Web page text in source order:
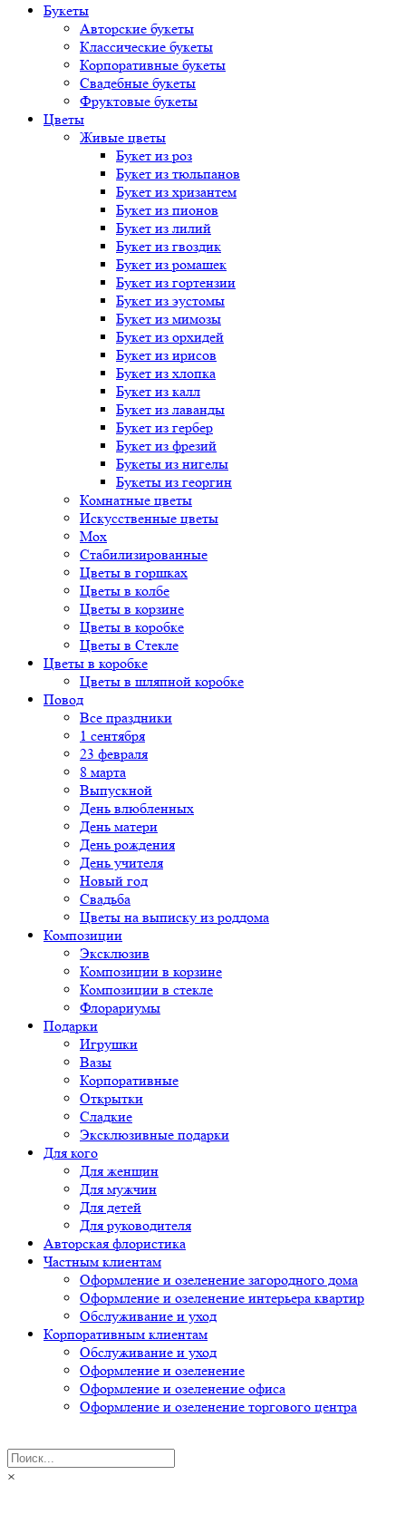
Букеты
Авторские букеты
Классические букеты
Корпоративные букеты
Свадебные букеты
Фруктовые букеты
Цветы
Живые цветы
Букет из роз
Букет из тюльпанов
Букет из хризантем
Букет из пионов
Букет из лилий
Букет из гвоздик
Букет из ромашек
Букет из гортензии
Букет из эустомы
Букет из мимозы
Букет из орхидей
Букет из ирисов
Букет из хлопка
Букет из калл
Букет из лаванды
Букет из гербер
Букет из фрезий
Букеты из нигелы
Букеты из георгин
Комнатные цветы
Искусственные цветы
Мох
Стабилизированные
Цветы в горшках
Цветы в колбе
Цветы в корзине
Цветы в коробке
Цветы в Стекле
Цветы в коробке
Цветы в шляпной коробке
Повод
Все праздники
1 сентября
23 февраля
8 марта
Выпускной
День влюбленных
День матери
День рождения
День учителя
Новый год
Свадьба
Цветы на выписку из роддома
Композиции
Эксклюзив
Композиции в корзине
Композиции в стекле
Флорариумы
Подарки
Игрушки
Вазы
Корпоративные
Открытки
Сладкие
Эксклюзивные подарки
Для кого
Для женщин
Для мужчин
Для детей
Для руководителя
Авторская флористика
Частным клиентам
Оформление и озеленение загородного дома
Оформление и озеленение интерьера квартир
Обслуживание и уход
Корпоративным клиентам
Обслуживание и уход
Оформление и озеленение
Оформление и озеленение офиса
Оформление и озеленение торгового центра
×